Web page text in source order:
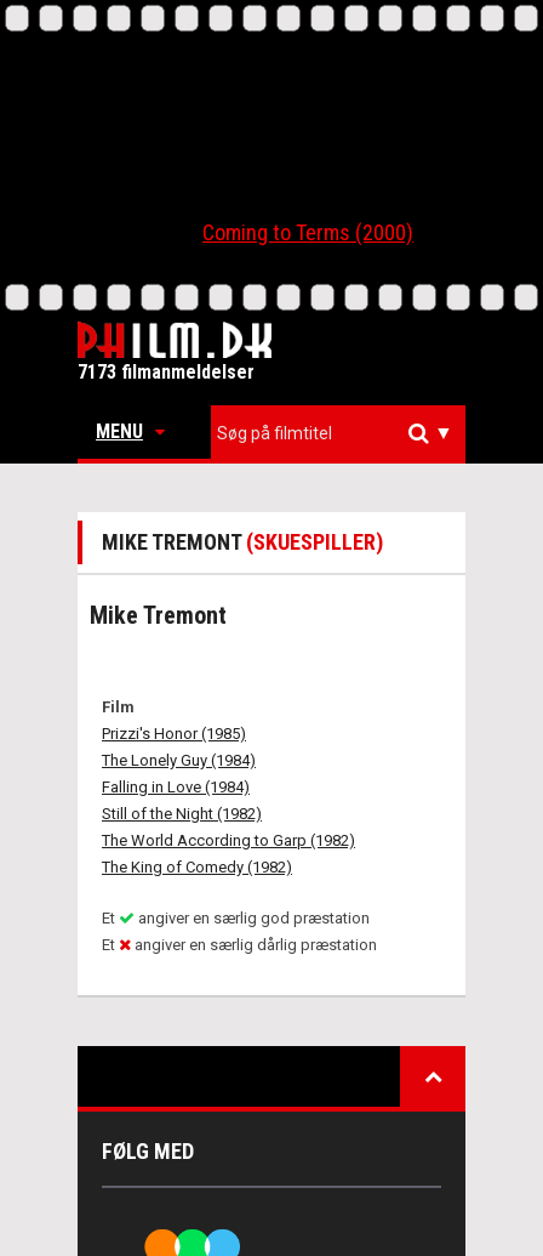
Coming to Terms (2000)
7173 filmanmeldelser
MENU ▼
MIKE TREMONT(SKUESPILLER)
Mike Tremont
Film
Prizzi's Honor (1985)
The Lonely Guy (1984)
Falling in Love (1984)
Still of the Night (1982)
The World According to Garp (1982)
The King of Comedy (1982)
Et
angiver en særlig god præstation
Et
angiver en særlig dårlig præstation
FØLG MED